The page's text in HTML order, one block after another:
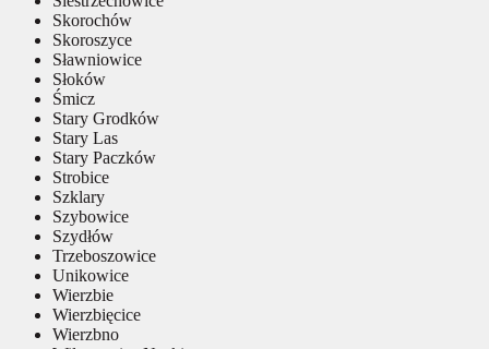
Skorochów
Skoroszyce
Sławniowice
Słoków
Śmicz
Stary Grodków
Stary Las
Stary Paczków
Strobice
Szklary
Szybowice
Szydłów
Trzeboszowice
Unikowice
Wierzbie
Wierzbięcice
Wierzbno